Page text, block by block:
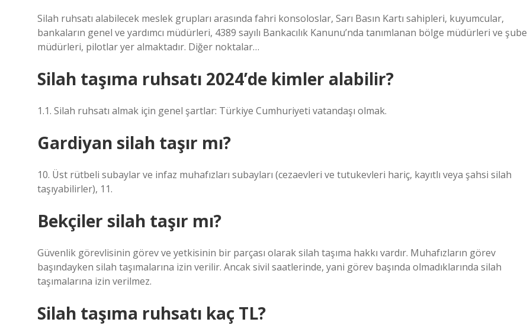
Silah ruhsatı alabilecek meslek grupları arasında fahri konsoloslar, Sarı Basın Kartı sahipleri, kuyumcular,
bankaların genel ve yardımcı müdürleri, 4389 sayılı Bankacılık Kanunu’nda tanımlanan bölge müdürleri ve şube
müdürleri, pilotlar yer almaktadır. Diğer noktalar…
Silah taşıma ruhsatı 2024’de kimler alabilir?
1.1. Silah ruhsatı almak için genel şartlar: Türkiye Cumhuriyeti vatandaşı olmak.
Gardiyan silah taşır mı?
10. Üst rütbeli subaylar ve infaz muhafızları subayları (cezaevleri ve tutukevleri hariç, kayıtlı veya şahsi silah
taşıyabilirler), 11.
Bekçiler silah taşır mı?
Güvenlik görevlisinin görev ve yetkisinin bir parçası olarak silah taşıma hakkı vardır. Muhafızların görev
başındayken silah taşımalarına izin verilir. Ancak sivil saatlerinde, yani görev başında olmadıklarında silah
taşımalarına izin verilmez.
Silah taşıma ruhsatı kaç TL?